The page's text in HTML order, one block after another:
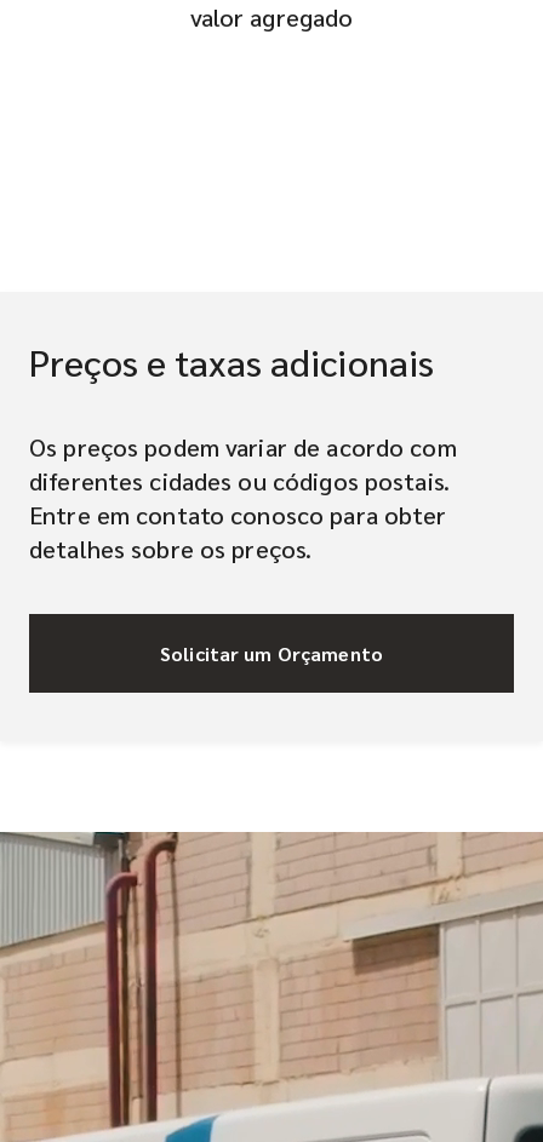
valor agregado
Preços e taxas adicionais
Os preços podem variar de acordo com
diferentes cidades ou códigos postais.
Entre em contato conosco para obter
detalhes sobre os preços.
Solicitar um Orçamento